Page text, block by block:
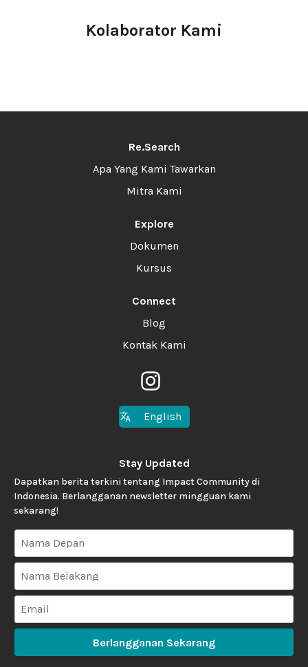
Kolaborator Kami
Re.Search
Apa Yang Kami Tawarkan
Mitra Kami
Explore
Dokumen
Kursus
Connect
Blog
Kontak Kami
English
Stay Updated
Dapatkan berita terkini tentang Impact Community di
Indonesia. Berlangganan newsletter mingguan kami
sekarang!
Berlangganan Sekarang